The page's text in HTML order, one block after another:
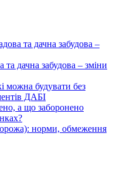
та дачна забудова –
та дачна забудова – зміни
можна будувати без
ДАБІ
а що заборонено
норми, обмеження